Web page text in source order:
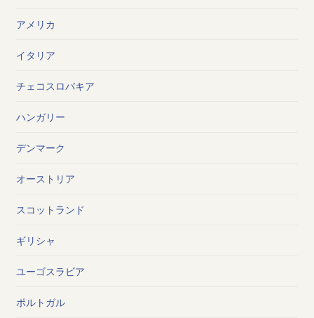
アメリカ
イタリア
チェコスロバキア
ハンガリー
デンマーク
オーストリア
スコットランド
ギリシャ
ユーゴスラビア
ポルトガル